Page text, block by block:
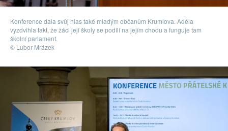
Konference dala svůj hlas také mladým občanům Krumlova. Adéla
vyzdvihla fakt, že žáci její školy se podílí na jejím chodu a funguje tam
školní parlament.
© Lubor Mrázek